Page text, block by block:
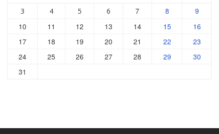
3 4 5 6 7 8
9
10
11 12 13 14 15
16
17
18 19 20 21 22
23
24
25 26 27 28 29
30
31